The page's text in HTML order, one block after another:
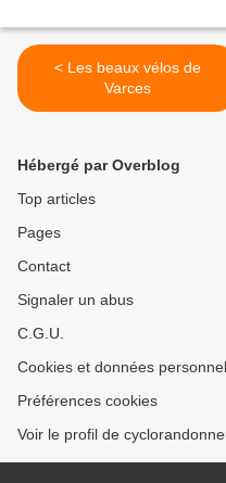
< Les beaux vélos de
Varces
Hébergé par Overblog
Top articles
Pages
Contact
Signaler un abus
C.G.U.
Cookies et données
Préférences cookies
Voir le profil de